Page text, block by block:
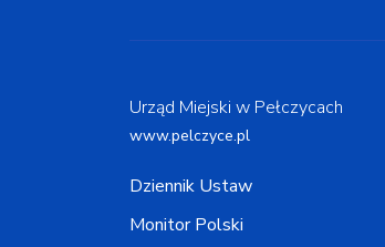
Urząd Miejski w Pełczycach
www.pelczyce.pl
Dziennik Ustaw
Monitor Polski